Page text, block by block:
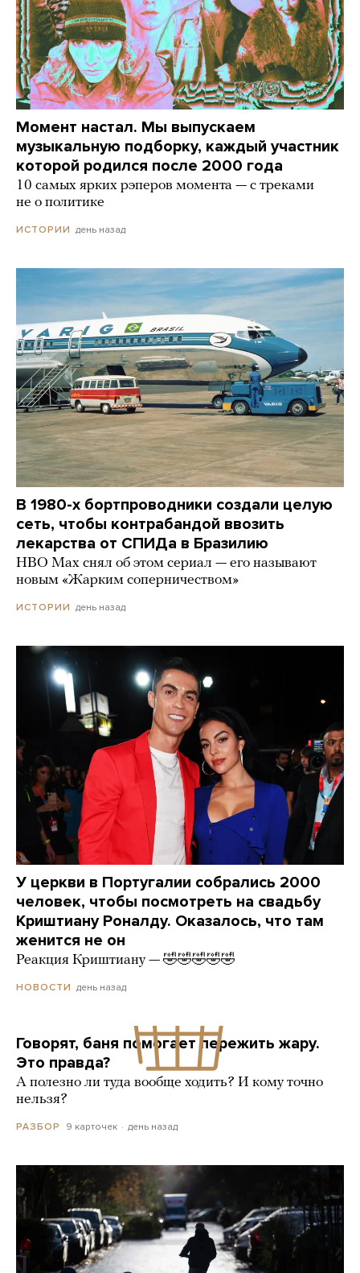
Момент настал. Мы выпускаем
музыкальную подборку, каждый участник
которой родился после 2000 года
10 самых ярких рэперов момента — с треками
не о политике
ИСТОРИИ день назад
В 1980-х бортпроводники создали целую
сеть, чтобы контрабандой ввозить
лекарства от СПИДа в Бразилию
HBO Max снял об этом сериал — его называют
новым «Жарким соперничеством»
ИСТОРИИ день назад
У церкви в Португалии собрались 2000
человек, чтобы посмотреть на свадьбу
Криштиану Роналду. Оказалось, что там
женится не он
Реакция Криштиану — 🤣🤣🤣🤣🤣
НОВОСТИ день назад
Говорят, баня помогает пережить жару.
Это правда?
А полезно ли туда вообще ходить? И кому точно
нельзя?
РАЗБОР 9 карточек день назад